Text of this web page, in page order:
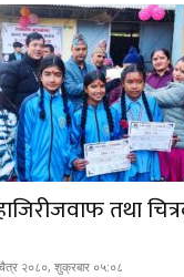
तथा
२०८०, शुक्रबार ०५:०८